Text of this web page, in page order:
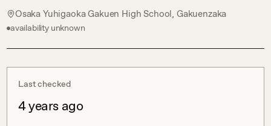
Osaka Yuhigaoka Gakuen High School, Gakuenzaka
availability unknown
Last checked
4 years ago